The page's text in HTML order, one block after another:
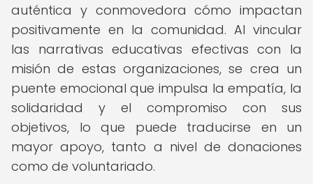
auténtica y conmovedora cómo impactan
positivamente en la comunidad. Al vincular
las narrativas educativas efectivas con la
misión de estas organizaciones, se crea un
puente emocional que impulsa la empatía, la
solidaridad y el compromiso con sus
objetivos, lo que puede traducirse en un
mayor apoyo, tanto a nivel de donaciones
como de voluntariado.